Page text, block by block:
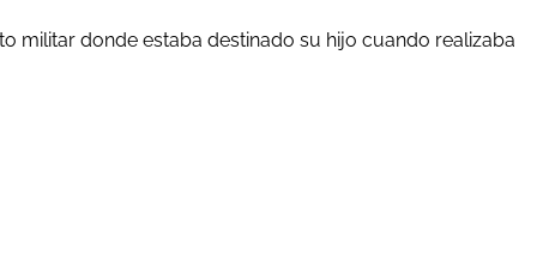
militar donde estaba destinado su hijo cuando realizaba